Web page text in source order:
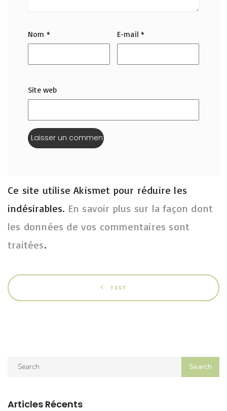
Nom * E-mail*
Site web
Ce site utilise Akismet pour réduire les
indésirables. En savoir plus sur la façon dont
les données de vos commentaires sont
traitées.
TEST
Articles Récents